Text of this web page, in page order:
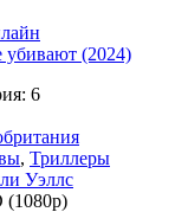
убивают (2024)
6
, Триллеры
Уэллс
(1080p)